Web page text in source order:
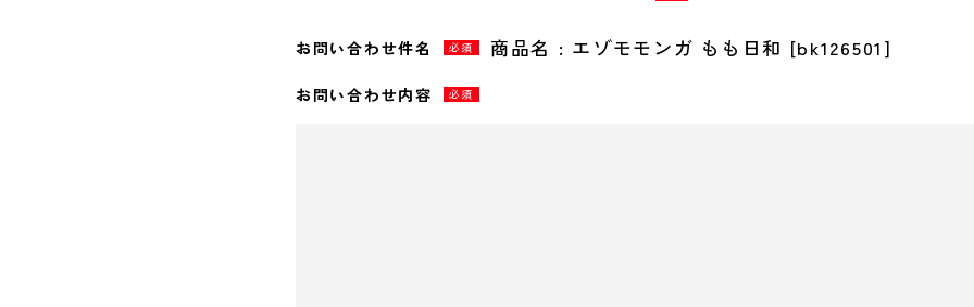
お問い合わせ件名 必須 商品名 : エゾモモンガ もも日和 [bk126501]
お問い合わせ内容 必須